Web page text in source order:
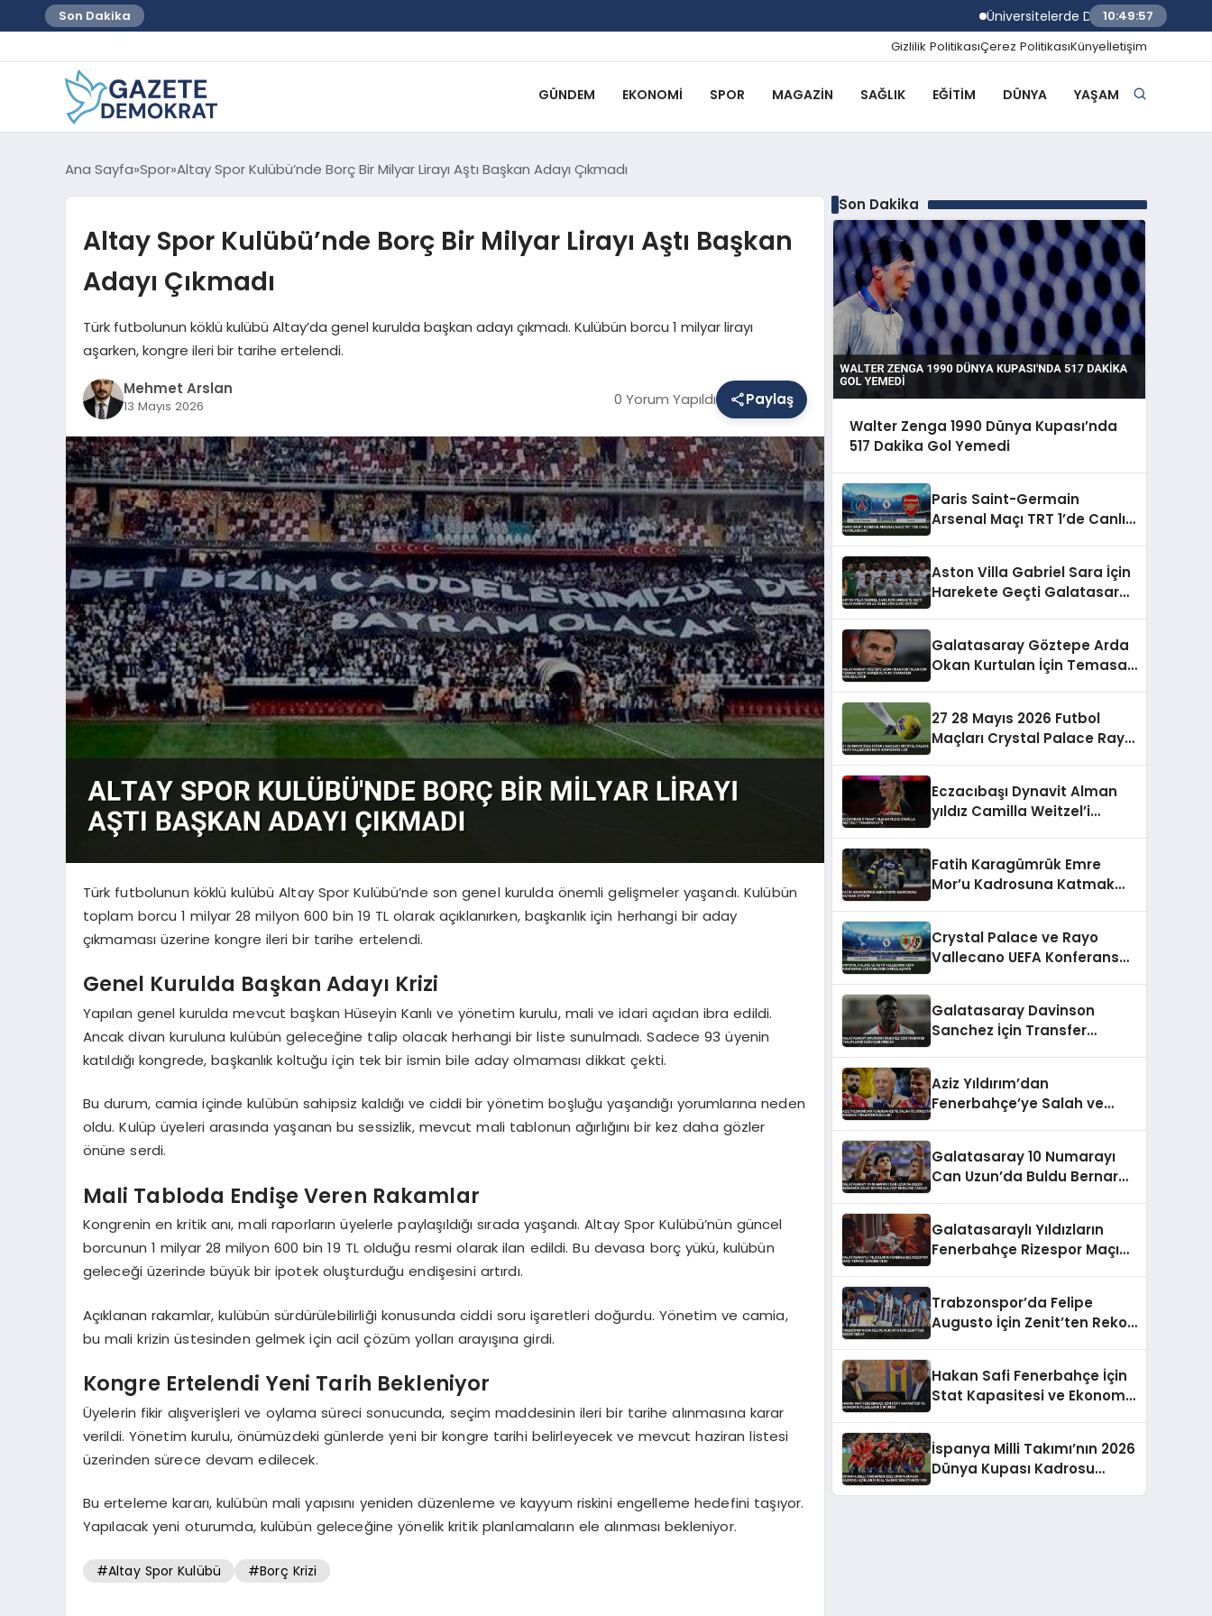
Son Dakika Üniversitelerde Dumansız Kampüs Dönemi
10:49:58
Gizlilik PolitikasıÇerez PolitikasıKünyeİletişim
GÜNDEM EKONOMI SPOR MAGAZIN SAĞLIK EĞITIM DÜNYA YAŞAM
Ana Sayfa Spor Altay Spor Kulübü’nde Borç Bir Milyar Lirayı Aştı Başkan Adayı Çıkmadı
Altay Spor Kulübü’nde Borç Bir Milyar Lirayı Aştı Başkan
Adayı Çıkmadı
Türk futbolunun köklü kulübü Altay’da genel kurulda başkan adayı çıkmadı. Kulübün borcu 1 milyar lirayı
aşarken, kongre ileri bir tarihe ertelendi.
Mehmet Arslan
13 Mayıs 2026 0 Yorum Yapıldı Paylaş
Türk futbolunun köklü kulübü Altay Spor Kulübü’nde son genel kurulda önemli gelişmeler yaşandı. Kulübün
toplam borcu 1 milyar 28 milyon 600 bin 19 TL olarak açıklanırken, başkanlık için herhangi bir aday
çıkmaması üzerine kongre ileri bir tarihe ertelendi.
Genel Kurulda Başkan Adayı Krizi
Yapılan genel kurulda mevcut başkan Hüseyin Kanlı ve yönetim kurulu, mali ve idari açıdan ibra edildi.
Ancak divan kuruluna kulübün geleceğine talip olacak herhangi bir liste sunulmadı. Sadece 93 üyenin
katıldığı kongrede, başkanlık koltuğu için tek bir ismin bile aday olmaması dikkat çekti.
Bu durum, camia içinde kulübün sahipsiz kaldığı ve ciddi bir yönetim boşluğu yaşandığı yorumlarına neden
oldu. Kulüp üyeleri arasında yaşanan bu sessizlik, mevcut mali tablonun ağırlığını bir kez daha gözler
önüne serdi.
Mali Tabloda Endişe Veren Rakamlar
Kongrenin en kritik anı, mali raporların üyelerle paylaşıldığı sırada yaşandı. Altay Spor Kulübü’nün güncel
borcunun 1 milyar 28 milyon 600 bin 19 TL olduğu resmi olarak ilan edildi. Bu devasa borç yükü, kulübün
geleceği üzerinde büyük bir ipotek oluşturduğu endişesini artırdı.
Açıklanan rakamlar, kulübün sürdürülebilirliği konusunda ciddi soru işaretleri doğurdu. Yönetim ve camia,
bu mali krizin üstesinden gelmek için acil çözüm yolları arayışına girdi.
Kongre Ertelendi Yeni Tarih Bekleniyor
Üyelerin fikir alışverişleri ve oylama süreci sonucunda, seçim maddesinin ileri bir tarihe alınmasına karar
verildi. Yönetim kurulu, önümüzdeki günlerde yeni bir kongre tarihi belirleyecek ve mevcut haziran listesi
üzerinden sürece devam edilecek.
Bu erteleme kararı, kulübün mali yapısını yeniden düzenleme ve kayyum riskini engelleme hedefini taşıyor.
Yapılacak yeni oturumda, kulübün geleceğine yönelik kritik planlamaların ele alınması bekleniyor.
#Altay Spor Kulübü #Borç Krizi
Son Dakika
Walter Zenga 1990 Dünya Kupası’nda
517 Dakika Gol Yemedi
Paris Saint-Germain
Arsenal Maçı TRT 1’de Canlı
Aston Villa Gabriel Sara İçin
Harekete Geçti Galatasaray
Galatasaray Göztepe Arda
Okan Kurtulan İçin Temasa
27 28 Mayıs 2026 Futbol
Maçları Crystal Palace Rayo
Eczacıbaşı Dynavit Alman
yıldız Camilla Weitzel’i
Fatih Karagümrük Emre
Mor’u Kadrosuna Katmak
Crystal Palace ve Rayo
Vallecano UEFA Konferans
Galatasaray Davinson
Sanchez İçin Transfer
Aziz Yıldırım’dan
Fenerbahçe’ye Salah ve
Galatasaray 10 Numarayı
Can Uzun’da Buldu Bernardo
Galatasaraylı Yıldızların
Fenerbahçe Rizespor Maçı
Trabzonspor’da Felipe
Augusto İçin Zenit’ten Rekor
Hakan Safi Fenerbahçe İçin
Stat Kapasitesi ve Ekonomik
İspanya Milli Takımı’nın 2026
Dünya Kupası Kadrosu